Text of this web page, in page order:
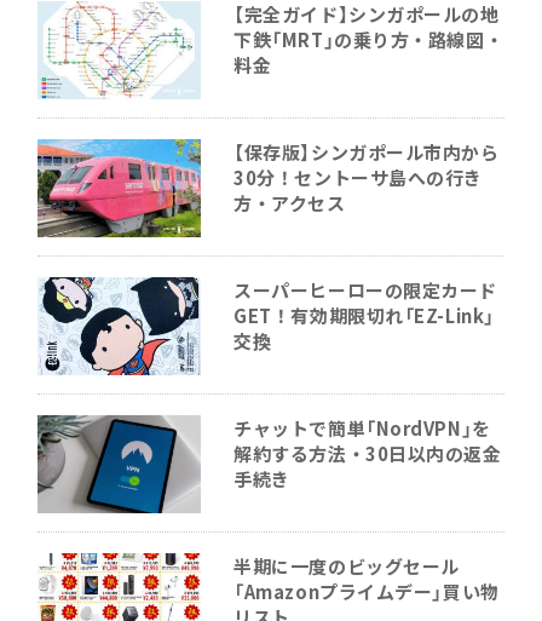
【完全ガイド】シンガポールの地
下鉄「MRT」の乗り方・路線図・
料金
【保存版】シンガポール市内から
30分！セントーサ島への行き
方・アクセス
スーパーヒーローの限定カード
GET！有効期限切れ「EZ-Link」
交換
チャットで簡単「NordVPN」を
解約する方法・30日以内の返金
手続き
半期に一度のビッグセール
「Amazonプライムデー」買い物